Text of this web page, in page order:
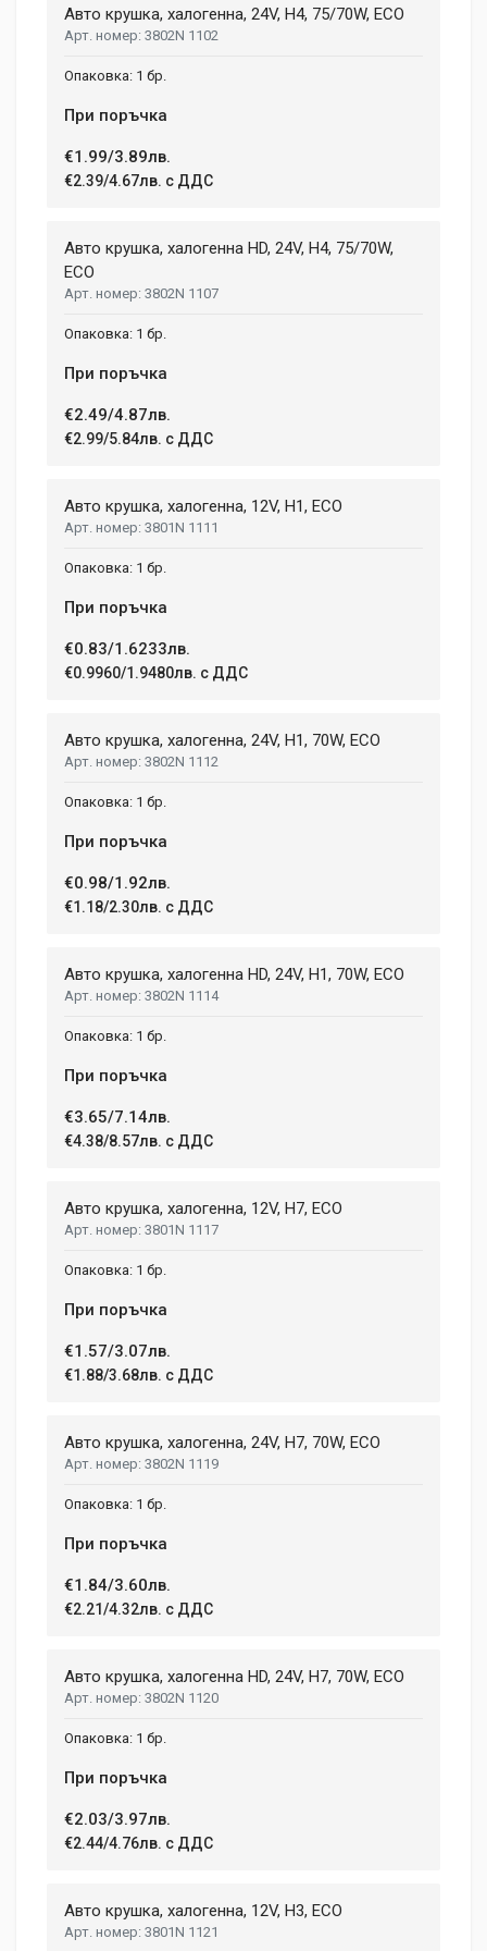
NUMBER OF SPEEDS
99 mm
208 mm
Aenean non lorem nisl. Duis tempor sollicitudin orci, eget
congue feugiat ac, facilisis a augue. Donec tempor sapien et
fringilla facilisis. Nam maximus consectetur diam. Nulla ut ex
Duis ac lectus scelerisque quam blandit egestas. Pellentesque
hendrerit eros laoreet suscipit ultrices.
1
Write A Review
Review Stars
Your Name
Your Review
Post Your Review
Авто крушка, халогенна, 24V, H4, 75/70W, ECO
3802N 1102
1 бр.
При поръчка
€1.99/3.89лв.
€2.39/4.67лв. с ДДС
Авто крушка, халогенна HD, 24V, H4, 75/70W,
ECO
3802N 1107
1 бр.
При поръчка
€2.49/4.87лв.
€2.99/5.84лв. с ДДС
Авто крушка, халогенна, 12V, H1, ECO
3801N 1111
1 бр.
При поръчка
€0.83/1.6233лв.
€0.9960/1.9480лв. с ДДС
Авто крушка, халогенна, 24V, H1, 70W, ECO
3802N 1112
1 бр.
При поръчка
€0.98/1.92лв.
€1.18/2.30лв. с ДДС
Авто крушка, халогенна HD, 24V, H1, 70W, ECO
3802N 1114
1 бр.
При поръчка
€3.65/7.14лв.
€4.38/8.57лв. с ДДС
Авто крушка, халогенна, 12V, H7, ECO
3801N 1117
1 бр.
При поръчка
€1.57/3.07лв.
€1.88/3.68лв. с ДДС
Авто крушка, халогенна, 24V, H7, 70W, ECO
3802N 1119
1 бр.
При поръчка
€1.84/3.60лв.
€2.21/4.32лв. с ДДС
Авто крушка, халогенна HD, 24V, H7, 70W, ECO
3802N 1120
1 бр.
При поръчка
€2.03/3.97лв.
€2.44/4.76лв. с ДДС
Авто крушка, халогенна, 12V, H3, ECO
3801N 1121